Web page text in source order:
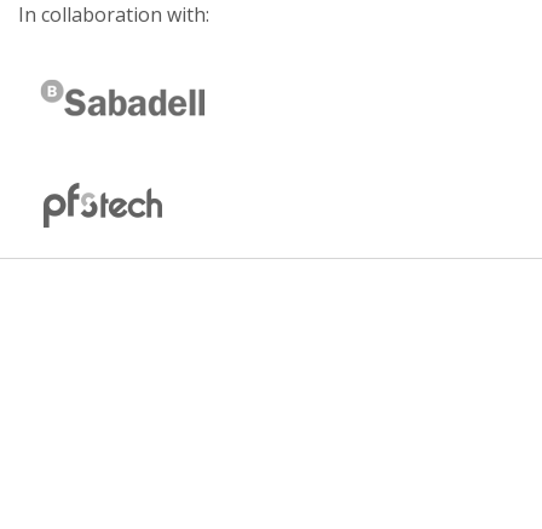
In collaboration with: